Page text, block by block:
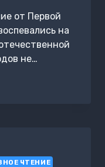
от Первой
на
не…
ЧТЕНИЕ